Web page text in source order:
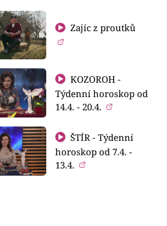
Zajíc z proutků
KOZOROH -
Týdenní horoskop od
14.4. - 20.4.
ŠTÍR - Týdenní
horoskop od 7.4. -
13.4.